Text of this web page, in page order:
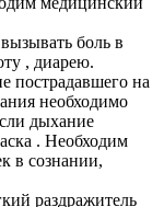
боль в
, диарею.
на
необходимо
дыхание
. Необходим
в сознании,
раздражитель